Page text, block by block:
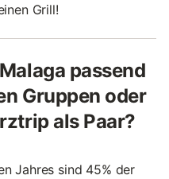
Grill!
passend
Gruppen oder
als Paar?
Jahres sind 45% der